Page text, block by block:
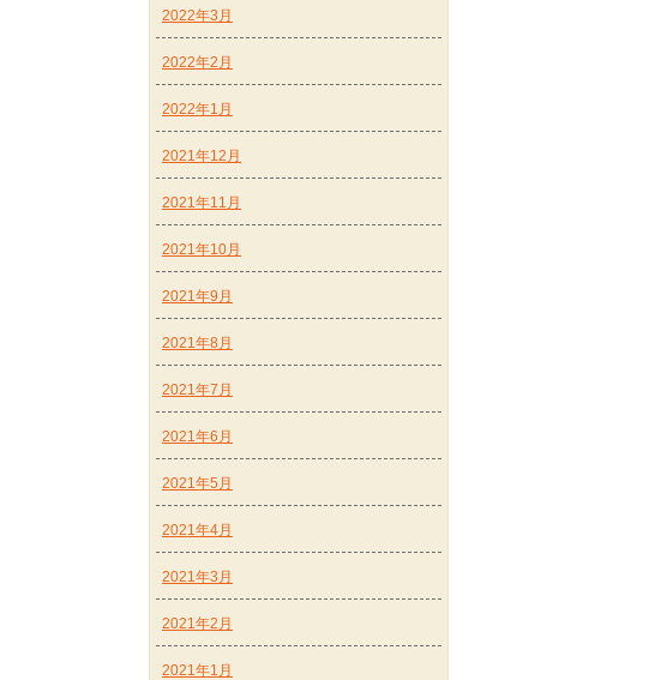
2022年3月
2022年2月
2022年1月
2021年12月
2021年11月
2021年10月
2021年9月
2021年8月
2021年7月
2021年6月
2021年5月
2021年4月
2021年3月
2021年2月
2021年1月